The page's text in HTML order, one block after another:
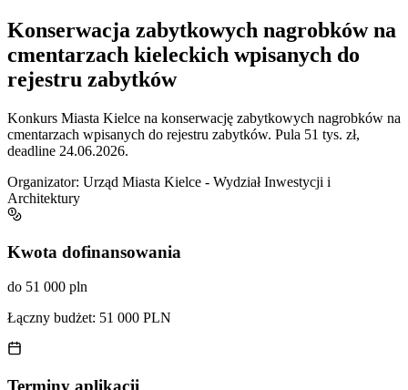
Konserwacja zabytkowych nagrobków na
cmentarzach kieleckich wpisanych do
rejestru zabytków
Konkurs Miasta Kielce na konserwację zabytkowych nagrobków na
cmentarzach wpisanych do rejestru zabytków. Pula 51 tys. zł,
deadline 24.06.2026.
Organizator: Urząd Miasta Kielce - Wydział Inwestycji i
Architektury
Kwota dofinansowania
do 51 000 pln
Łączny budżet: 51 000 PLN
Terminy aplikacji